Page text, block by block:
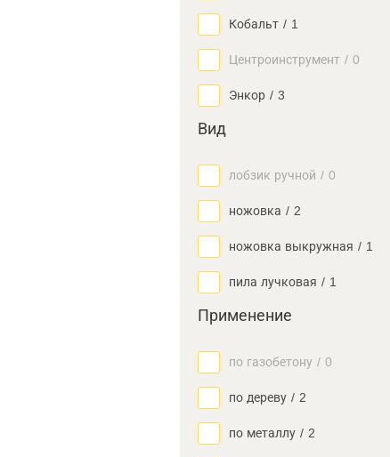
Кобальт / 1
Центроинструмент / 0
Энкор / 3
Вид
лобзик ручной / 0
ножовка / 2
ножовка выкружная / 1
пила лучковая / 1
Применение
по газобетону / 0
по дереву / 2
по металлу / 2